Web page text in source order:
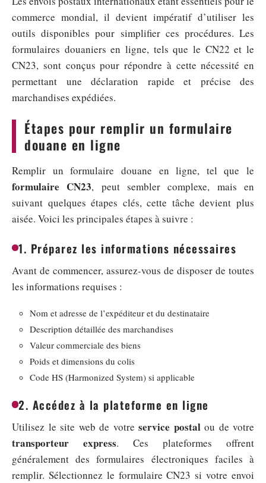
commerce mondial, il devient impératif d’utiliser les
outils disponibles pour simplifier ces procédures. Les
formulaires douaniers en ligne, tels que le CN22 et le
CN23, sont conçus pour répondre à cette nécessité en
permettant une déclaration rapide et précise des
marchandises expédiées.
Étapes pour remplir un formulaire
douane en ligne
Remplir un formulaire douane en ligne, tel que le
formulaire CN23, peut sembler complexe, mais en
suivant quelques étapes clés, cette tâche devient plus
aisée. Voici les principales étapes à suivre :
1. Préparez les informations nécessaires
Avant de commencer, assurez-vous de disposer de toutes
les informations requises :
Nom et adresse de l’expéditeur et du destinataire
Description détaillée des marchandises
Valeur commerciale des biens
Poids et dimensions du colis
Code HS (Harmonized System) si applicable
2. Accédez à la plateforme en ligne
Utilisez le site web de votre service postalou de votre
transporteur express. Ces plateformes offrent
généralement des formulaires électroniques faciles à
remplir. Sélectionnez le formulaire CN23 si votre envoi